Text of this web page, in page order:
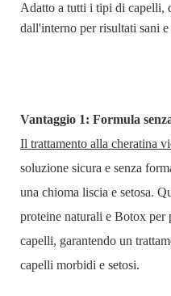
Adatto a tutti i tipi di capelli,
dall'interno per risultati sani
Vantaggio 1: Formula
Il trattamento alla cheratina
soluzione sicura e senza
una chioma liscia e setosa.
proteine ​​naturali e Botox per
capelli, garantendo un
capelli morbidi e setosi.